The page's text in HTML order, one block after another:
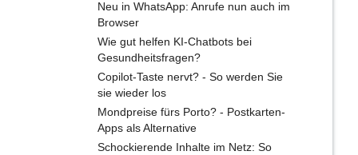
Neu in WhatsApp: Anrufe nun auch im
Browser
Wie gut helfen KI-Chatbots bei
Gesundheitsfragen?
Copilot-Taste nervt? - So werden Sie
sie wieder los
Mondpreise fürs Porto? - Postkarten-
Apps als Alternative
Schockierende Inhalte im Netz: So